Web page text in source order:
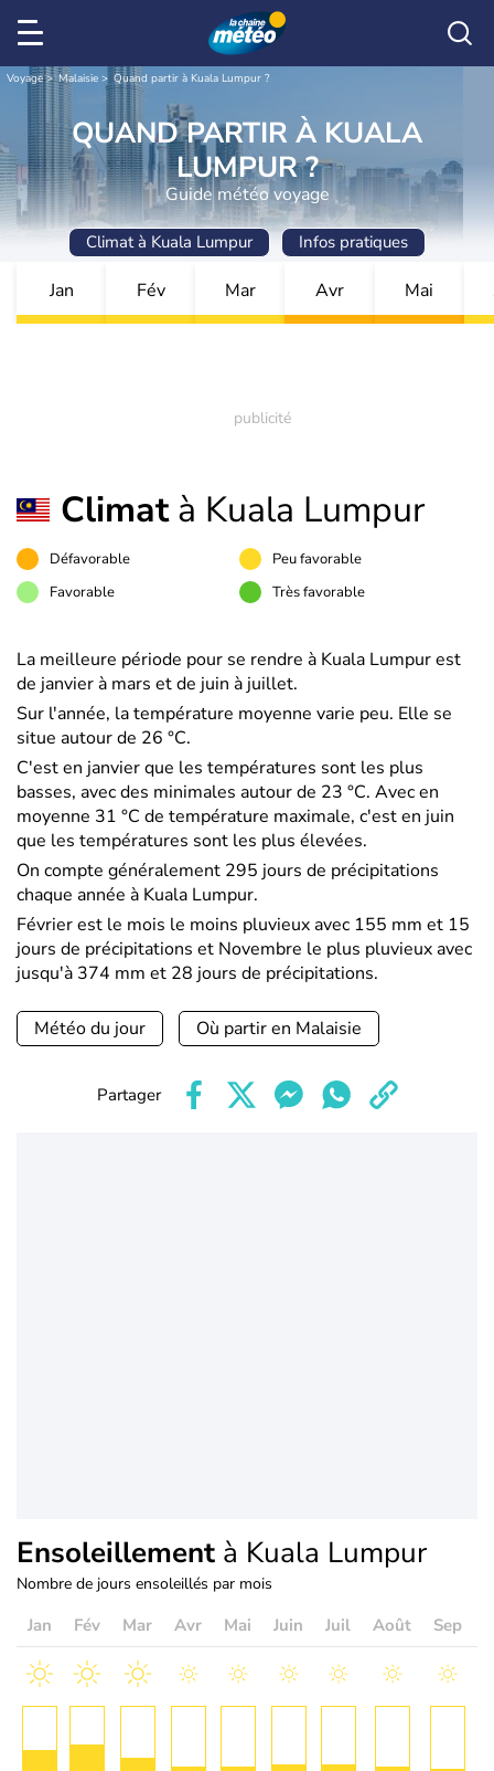
Voyage Malaisie Quand partir à Kuala Lumpur ?
QUAND PARTIR À KUALA
LUMPUR ?
Guide météo voyage
Climat à Kuala Lumpur Infos pratiques
Jan Fév Mar Avr Mai
Climatà Kuala Lumpur
Défavorable
Peu favorable
Favorable
Très favorable
La meilleure période pour se rendre à Kuala Lumpur est
de janvier à mars et de juin à juillet.
Sur l'année, la température moyenne varie peu. Elle se
situe autour de 26 °C.
C'est en janvier que les températures sont les plus
basses, avec des minimales autour de 23 °C. Avec en
moyenne 31 °C de température maximale, c'est en juin
que les températures sont les plus élevées.
On compte généralement 295 jours de précipitations
chaque année à Kuala Lumpur.
Février est le mois le moins pluvieux avec 155 mm et 15
jours de précipitations et Novembre le plus pluvieux avec
jusqu'à 374 mm et 28 jours de précipitations.
Météo du jour Où partir en Malaisie
Partager
Ensoleillement à Kuala Lumpur
Nombre de jours ensoleillés par mois
Jan Fév Mar Avr Mai Juin Juil Août Sep